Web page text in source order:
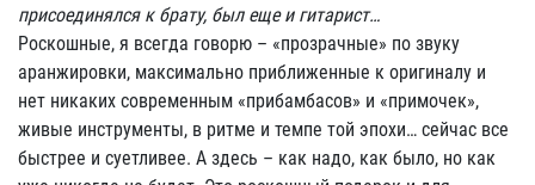
присоединялся к брату, был еще и гитарист…
Роскошные, я всегда говорю – «прозрачные» по звуку
аранжировки, максимально приближенные к оригиналу и
нет никаких современным «прибамбасов» и «примочек»,
живые инструменты, в ритме и темпе той эпохи… сейчас все
быстрее и суетливее. А здесь – как надо, как было, но как